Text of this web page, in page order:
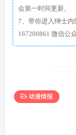
会第一时间更新。
7、带你进入绅士内
167200861
动漫情报